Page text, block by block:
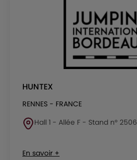
HUNTEX
RENNES - FRANCE
Hall 1 - Allée F - Stand n° 2506
En savoir +